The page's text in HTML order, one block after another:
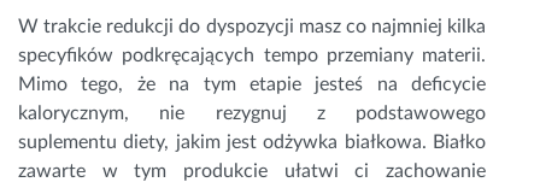
W trakcie redukcji do dyspozycji masz co najmniej kilka
specyfików podkręcających tempo przemiany materii.
Mimo tego, że na tym etapie jesteś na deficycie
kalorycznym, nie rezygnuj z podstawowego
suplementu diety, jakim jest odżywka białkowa. Białko
zawarte w tym produkcie ułatwi ci zachowanie